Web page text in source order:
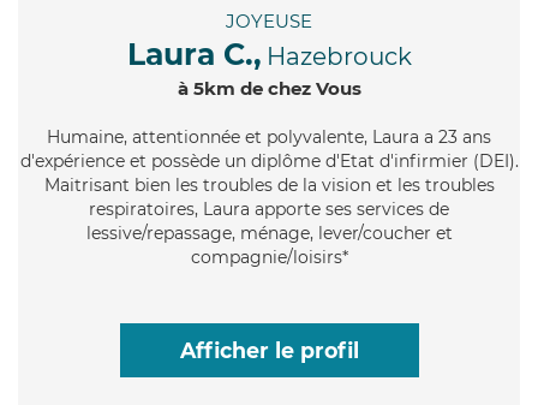
JOYEUSE
Laura C., Hazebrouck
à 5km de chez Vous
Humaine, attentionnée et polyvalente, Laura a 23 ans
d'expérience et possède un diplôme d'Etat d'infirmier (DEI).
Maitrisant bien les troubles de la vision et les troubles
respiratoires, Laura apporte ses services de
lessive/repassage, ménage, lever/coucher et
compagnie/loisirs*
Afficher le profil